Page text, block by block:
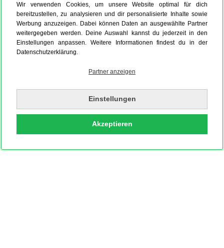
Wir verwenden Cookies, um unsere Website optimal für dich
bereitzustellen, zu analysieren und dir personalisierte Inhalte sowie
Werbung anzuzeigen. Dabei können Daten an ausgewählte Partner
weitergegeben werden. Deine Auswahl kannst du jederzeit in den
Einstellungen anpassen. Weitere Informationen findest du in der
Datenschutzerklärung.
Partner anzeigen
Einstellungen
Akzeptieren